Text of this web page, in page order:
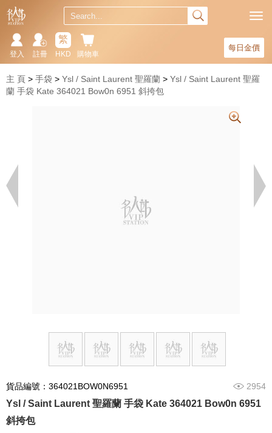
每日金價
購物車
繁
HKD
註冊
登入
主 頁 手袋 Ysl / Saint Laurent 聖羅蘭
Ysl / Saint Laurent 聖羅
蘭 手袋 Kate 364021 Bow0n 6951 斜挎包
貨品編號：364021BOW0N6951 2954
Ysl / Saint Laurent 聖羅蘭 手袋 Kate 364021 Bow0n 6951
斜挎包